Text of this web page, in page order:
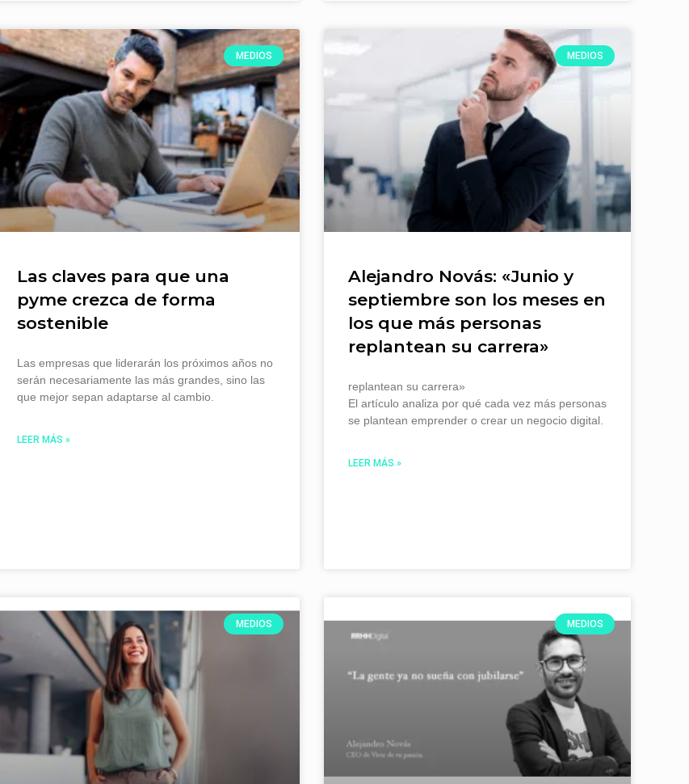
MEDIOS
Las claves para que una
pyme crezca de forma
sostenible
Las empresas que liderarán los próximos años no
serán necesariamente las más grandes, sino las
que mejor sepan adaptarse al cambio.
LEER MÁS »
MEDIOS
Alejandro Novás: «Junio y
septiembre son los meses en
los que más personas
replantean su carrera»
replantean su carrera»
El artículo analiza por qué cada vez más personas
se plantean emprender o crear un negocio digital.
LEER MÁS »
MEDIOS MEDIOS